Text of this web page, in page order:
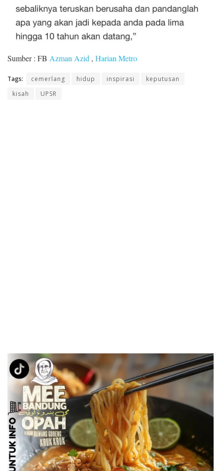
Sumber : FB Azman Azid , Harian Metro
Tags: cemerlang hidup inspirasi
keputusan
kisah
UPSR